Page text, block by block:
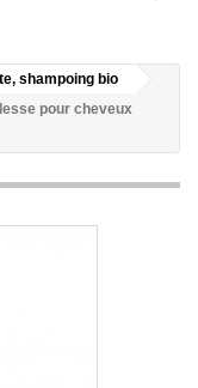
shampoing bio
pour cheveux